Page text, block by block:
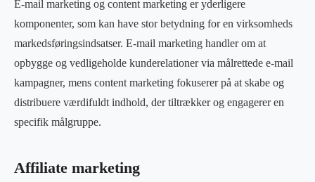
E-mail marketing og content marketing er yderligere
komponenter, som kan have stor betydning for en virksomheds
markedsføringsindsatser. E-mail marketing handler om at
opbygge og vedligeholde kunderelationer via målrettede e-mail
kampagner, mens content marketing fokuserer på at skabe og
distribuere værdifuldt indhold, der tiltrækker og engagerer en
specifik målgruppe.
Affiliate marketing